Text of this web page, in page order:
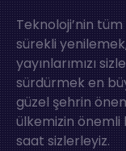
Teknoloji’nin
sürekli
yayınlarımızı
sürdürmek en
güzel şehrin
ülkemizin önemli
saat sizlerleyiz.